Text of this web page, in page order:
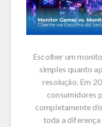
Escolher um
simples quanto
resolução. Em
consumidores
completamente
toda a